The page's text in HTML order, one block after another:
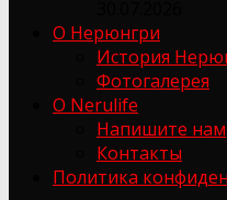
О Нерюнгри
История
Фотогалерея
О Nerulife
Напишите нам
Контакты
Политика